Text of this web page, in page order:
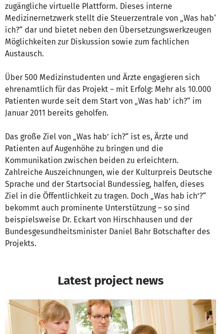
zugängliche virtuelle Plattform. Dieses interne
Medizinernetzwerk stellt die Steuerzentrale von „Was hab‘
ich?“ dar und bietet neben den Übersetzungswerkzeugen
Möglichkeiten zur Diskussion sowie zum fachlichen
Austausch.
Über 500 Medizinstudenten und Ärzte engagieren sich
ehrenamtlich für das Projekt – mit Erfolg: Mehr als 10.000
Patienten wurde seit dem Start von „Was hab’ ich?“ im
Januar 2011 bereits geholfen.
Das große Ziel von „Was hab’ ich?“ ist es, Ärzte und
Patienten auf Augenhöhe zu bringen und die
Kommunikation zwischen beiden zu erleichtern.
Zahlreiche Auszeichnungen, wie der Kulturpreis Deutsche
Sprache und der Startsocial Bundessieg, halfen, dieses
Ziel in die Öffentlichkeit zu tragen. Doch „Was hab ich’?“
bekommt auch prominente Unterstützung – so sind
beispielsweise Dr. Eckart von Hirschhausen und der
Bundesgesundheitsminister Daniel Bahr Botschafter des
Projekts.
Latest project news